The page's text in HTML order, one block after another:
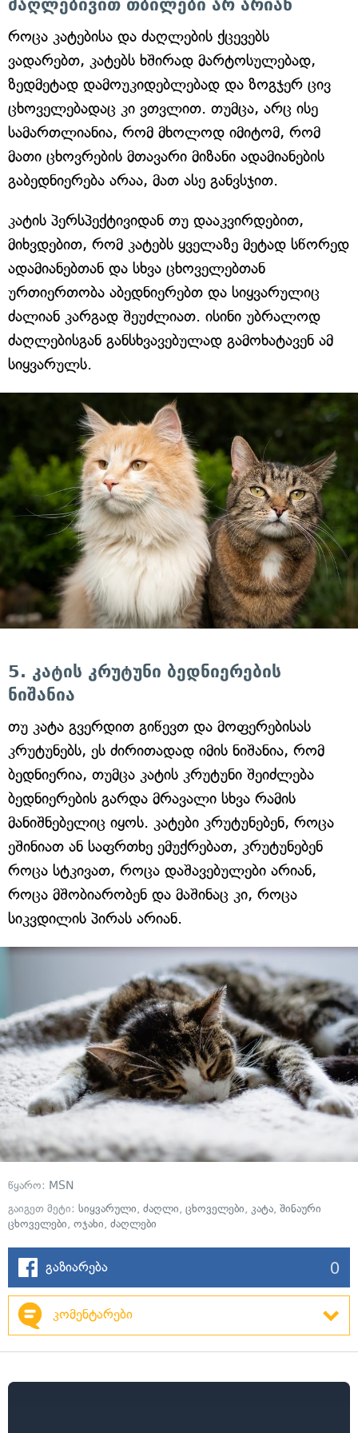
ძაღლებივით თბილები არ არიან
როცა კატებისა და ძაღლების ქცევებს
ვადარებთ, კატებს ხშირად მარტოსულებად,
ზედმეტად დამოუკიდებლებად და ზოგჯერ ცივ
ცხოველებადაც კი ვთვლით. თუმცა, არც ისე
სამართლიანია, რომ მხოლოდ იმიტომ, რომ
მათი ცხოვრების მთავარი მიზანი ადამიანების
გაბედნიერება არაა, მათ ასე განვსჯით.
კატის პერსპექტივიდან თუ დააკვირდებით,
მიხვდებით, რომ კატებს ყველაზე მეტად სწორედ
ადამიანებთან და სხვა ცხოველებთან
ურთიერთობა აბედნიერებთ და სიყვარულიც
ძალიან კარგად შეუძლიათ. ისინი უბრალოდ
ძაღლებისგან განსხვავებულად გამოხატავენ ამ
სიყვარულს.
5. კატის კრუტუნი ბედნიერების
ნიშანია
თუ კატა გვერდით გიწევთ და მოფერებისას
კრუტუნებს, ეს ძირითადად იმის ნიშანია, რომ
ბედნიერია, თუმცა კატის კრუტუნი შეიძლება
ბედნიერების გარდა მრავალი სხვა რამის
მანიშნებელიც იყოს. კატები კრუტუნებენ, როცა
ეშინიათ ან საფრთხე ემუქრებათ, კრუტუნებენ
როცა სტკივათ, როცა დაშავებულები არიან,
როცა მშობიარობენ და მაშინაც კი, როცა
სიკვდილის პირას არიან.
წყარო: MSN
გაიგეთ მეტი: სიყვარული, ძაღლი, ცხოველები, კატა, შინაური
ცხოველები, ოჯახი, ძაღლები
გაზიარება 0
კომენტარები